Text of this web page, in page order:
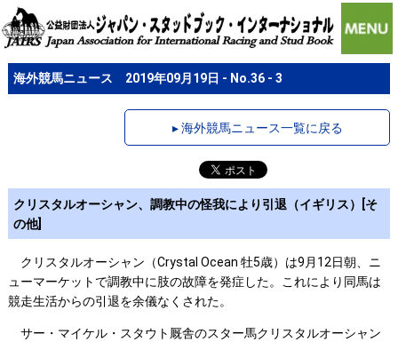
海外競馬ニュース 2019年09月19日 - No.36 - 3
▸ 海外競馬ニュース一覧に戻る
クリスタルオーシャン、調教中の怪我により引退（イギリス）[そ
の他]
クリスタルオーシャン（Crystal Ocean 牡5歳）は9月12日朝、ニ
ューマーケットで調教中に肢の故障を発症した。これにより同馬は
競走生活からの引退を余儀なくされた。
サー・マイケル・スタウト厩舎のスター馬クリスタルオーシャン